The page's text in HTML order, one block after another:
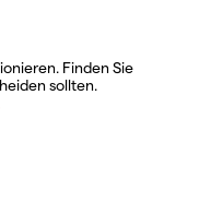
Finden Sie
sollten.